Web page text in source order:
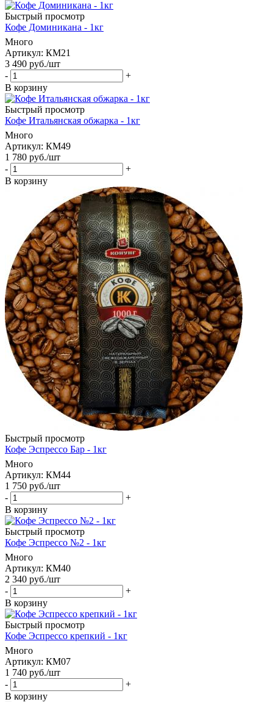
Быстрый просмотр
Кофе Доминикана - 1кг
Много
Артикул: КМ21
3 490 руб./шт
-
+
В корзину
Быстрый просмотр
Кофе Итальянская обжарка - 1кг
Много
Артикул: КМ49
1 780 руб./шт
-
+
В корзину
Быстрый просмотр
Кофе Эспрессо Бар - 1кг
Много
Артикул: КМ44
1 750 руб./шт
-
+
В корзину
Быстрый просмотр
Кофе Эспрессо №2 - 1кг
Много
Артикул: КМ40
2 340 руб./шт
-
+
В корзину
Быстрый просмотр
Кофе Эспрессо крепкий - 1кг
Много
Артикул: КМ07
1 740 руб./шт
-
+
В корзину